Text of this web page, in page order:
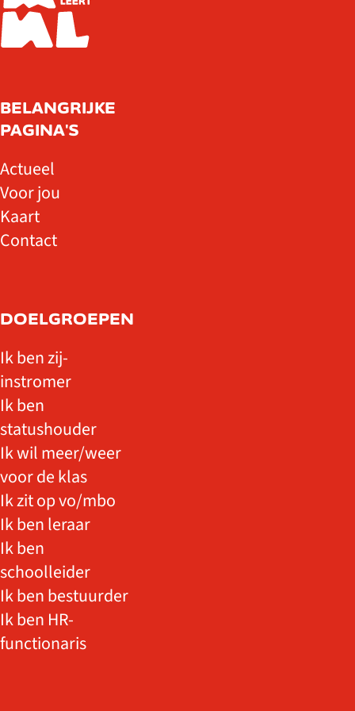
BELANGRIJKE
PAGINA'S
Actueel
Voor jou
Kaart
Contact
DOELGROEPEN
Ik ben zij-
instromer
Ik ben
statushouder
Ik wil meer/weer
voor de klas
Ik zit op vo/mbo
Ik ben leraar
Ik ben
schoolleider
Ik ben bestuurder
Ik ben HR-
functionaris